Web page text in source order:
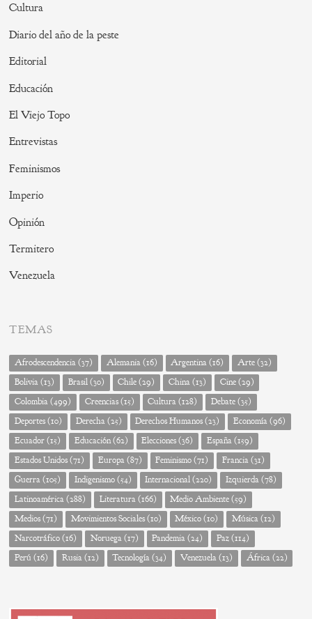
Cultura
Diario del año de la peste
Editorial
Educación
El Viejo Topo
Entrevistas
Feminismos
Imperio
Opinión
Termitero
Venezuela
TEMAS
Afrodescendencia(37) Alemania(16) Argentina(16) Arte(32)
Bolivia(13) Brasil(30) Chile(29) China(13) Cine(29)
Colombia(499) Creencias(15) Cultura(128) Debate(35)
Deportes(10) Derecha(25) Derechos Humanos(23) Economía(96)
Ecuador(15) Educación(62) Elecciones(36) España(159)
Estados Unidos(71) Europa(87) Feminismo(71) Francia(31)
Guerra(105) Indigenismo(54) Internacional(220) Izquierda(78)
Latinoamérica(288) Literatura(166) Medio Ambiente(59)
Medios(71) Movimientos Sociales(10) México(10) Música(12)
Narcotráfico(16) Noruega(17) Pandemia(24) Paz(114)
Perú (16) Rusia(12) Tecnología(34) Venezuela(13) África(22)